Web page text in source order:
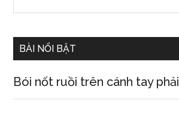
Sidebar
BÀI NỔI BẬT
Bói nốt ruồi trên cánh tay phải